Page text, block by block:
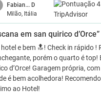
Fabian... D
Milão, Itália
em san quirico d’Orce”
hotel e bem 🔝! Check in rápido !
porém o quarto é top!
d’Orce! Garagem própria,
é bem acolhedora!
ao Hotel!